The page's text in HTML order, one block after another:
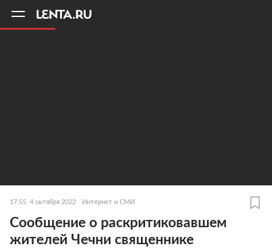
17:55, 4 октября 2022 Интернет и СМИ
Сообщение о раскритиковавшем
жителей Чечни священнике